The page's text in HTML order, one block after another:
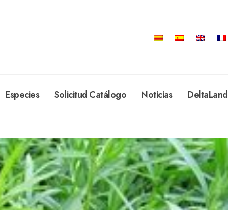
Especies Solicitud Catálogo Noticias DeltaLand